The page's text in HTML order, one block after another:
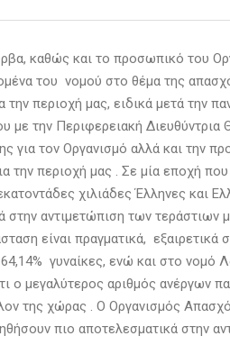
καθώς και το προσωπικό του
του νομού στο θέμα της
περιοχή μας, ειδικά μετά την
την Περιφερειακή
για τον Οργανισμό αλλά και την
περιοχή μας . Σε μία εποχή
χιλιάδες Έλληνες και
αντιμετώπιση των
είναι πραγματικά,
γυναίκες, ενώ και στο νομό
ο μεγαλύτερος αριθμός ανέργων
της χώρας . Ο Οργανισμός
πιο αποτελεσματικά στην